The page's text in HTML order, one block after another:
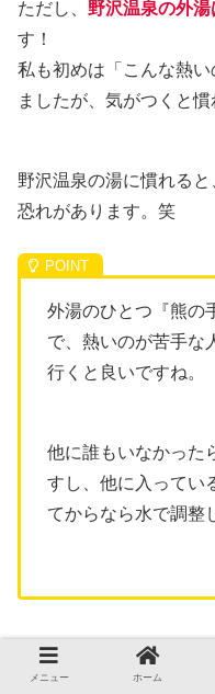
ただし、 野沢温泉の外
す！
私も初めは「こんな熱
ましたが、気がつくと慣
野沢温泉の湯に慣れる
恐れがあります。笑
外湯のひとつ『熊の
で、熱いのが苦手な
行くと良いですね。
他に誰もいなかった
すし、他に入ってい
てからなら水で調整
メニュー ホーム